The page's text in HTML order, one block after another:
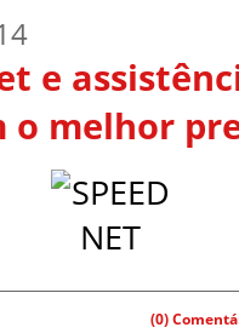
e
melhor
(0)